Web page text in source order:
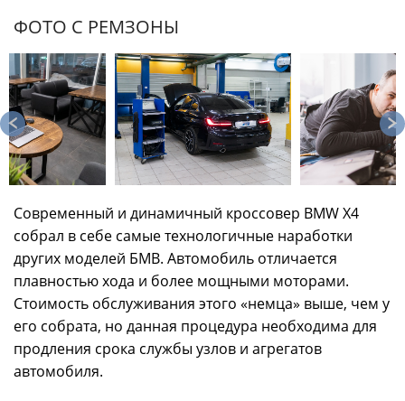
ФОТО С РЕМЗОНЫ
Современный и динамичный кроссовер BMW X4
собрал в себе самые технологичные наработки
других моделей БМВ. Автомобиль отличается
плавностью хода и более мощными моторами.
Стоимость обслуживания этого «немца» выше, чем у
его собрата, но данная процедура необходима для
продления срока службы узлов и агрегатов
автомобиля.